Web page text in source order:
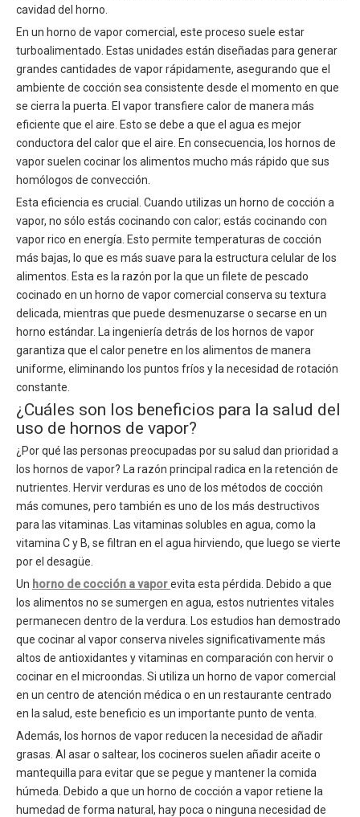
cavidad del horno.
En un horno de vapor comercial, este proceso suele estar
turboalimentado. Estas unidades están diseñadas para generar
grandes cantidades de vapor rápidamente, asegurando que el
ambiente de cocción sea consistente desde el momento en que
se cierra la puerta. El vapor transfiere calor de manera más
eficiente que el aire. Esto se debe a que el agua es mejor
conductora del calor que el aire. En consecuencia, los hornos de
vapor suelen cocinar los alimentos mucho más rápido que sus
homólogos de convección.
Esta eficiencia es crucial. Cuando utilizas un horno de cocción a
vapor, no sólo estás cocinando con calor; estás cocinando con
vapor rico en energía. Esto permite temperaturas de cocción
más bajas, lo que es más suave para la estructura celular de los
alimentos. Esta es la razón por la que un filete de pescado
cocinado en un horno de vapor comercial conserva su textura
delicada, mientras que puede desmenuzarse o secarse en un
horno estándar. La ingeniería detrás de los hornos de vapor
garantiza que el calor penetre en los alimentos de manera
uniforme, eliminando los puntos fríos y la necesidad de rotación
constante.
¿Cuáles son los beneficios para la salud del
uso de hornos de vapor?
¿Por qué las personas preocupadas por su salud dan prioridad a
los hornos de vapor? La razón principal radica en la retención de
nutrientes. Hervir verduras es uno de los métodos de cocción
más comunes, pero también es uno de los más destructivos
para las vitaminas. Las vitaminas solubles en agua, como la
vitamina C y B, se filtran en el agua hirviendo, que luego se vierte
por el desagüe.
Un horno de cocción a vaporevita esta pérdida. Debido a que
los alimentos no se sumergen en agua, estos nutrientes vitales
permanecen dentro de la verdura. Los estudios han demostrado
que cocinar al vapor conserva niveles significativamente más
altos de antioxidantes y vitaminas en comparación con hervir o
cocinar en el microondas. Si utiliza un horno de vapor comercial
en un centro de atención médica o en un restaurante centrado
en la salud, este beneficio es un importante punto de venta.
Además, los hornos de vapor reducen la necesidad de añadir
grasas. Al asar o saltear, los cocineros suelen añadir aceite o
mantequilla para evitar que se pegue y mantener la comida
húmeda. Debido a que un horno de cocción a vapor retiene la
humedad de forma natural, hay poca o ninguna necesidad de